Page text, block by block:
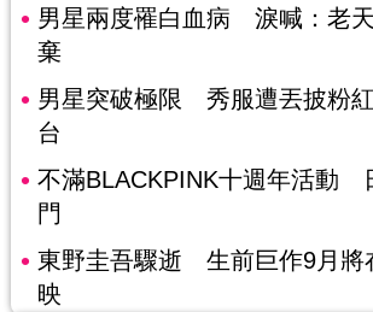
男星兩度罹白血病 淚喊：老
棄
男星突破極限 秀服遭丟披粉
台
不滿BLACKPINK十週年活動
門
東野圭吾驟逝 生前巨作9月將
映